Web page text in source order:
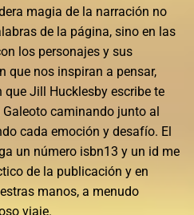
magia de la narración no
de la página, sino en las
los personajes y sus
que nos inspiran a pensar,
que Jill Hucklesby escribe te
caminando junto al
cada emoción y desafío. El
un número isbn13 y un id me
de la publicación y en
manos, a menudo
viaje.